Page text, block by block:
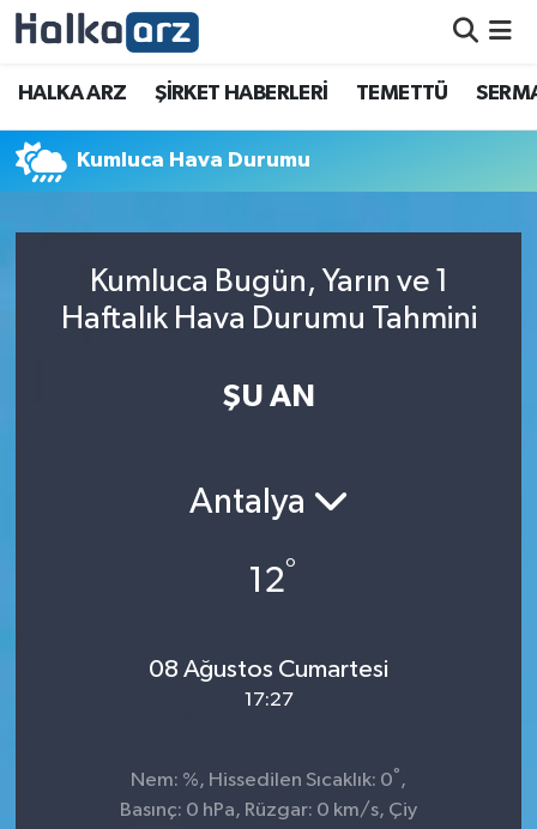
HALKA ARZ ŞİRKET HABERLERİ TEMETTÜ
Kumluca Hava Durumu
Kumluca Bugün, Yarın ve 1
Haftalık Hava Durumu Tahmini
ŞU AN
Antalya
12°
08 Ağustos Cumartesi
17:27
Nem: %, Hissedilen Sıcaklık: 0°,
Basınç: 0 hPa, Rüzgar: 0 km/s, Çiy
HALKA ARZ
SERMAYE ARTIRIMI
TEMETTÜ
İletişim